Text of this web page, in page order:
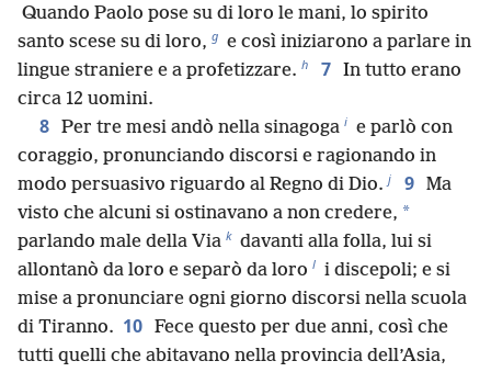
Quando Paolo pose su di loro le mani, lo spirito
santo scese su di loro, g e così iniziarono a parlare in
lingue straniere e a profetizzare. h 7 In tutto erano
circa 12 uomini.
8 Per tre mesi andò nella sinagoga i e parlò con
coraggio, pronunciando discorsi e ragionando in
modo persuasivo riguardo al Regno di Dio. j 9 Ma
visto che alcuni si ostinavano a non credere, *
parlando male della Via k davanti alla folla, lui si
allontanò da loro e separò da loro l i discepoli; e si
mise a pronunciare ogni giorno discorsi nella scuola
di Tiranno. 10 Fece questo per due anni, così che
tutti quelli che abitavano nella provincia dell’Asia,